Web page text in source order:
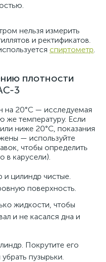
нельзя измерить
и ректификатов.
спиртометр.
плотности
3
на 20°С — исследуемая
же температуру. Если
ниже 20°С, показания
— используйте
чтобы определить
в карусели).
и цилиндр чистые.
поверхность.
жидкости, чтобы
и не касался дна и
Покрутите его
пузырьки.